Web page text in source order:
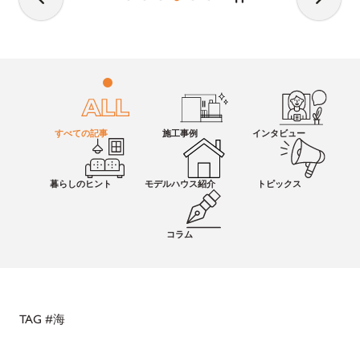
すべての記事 施工事例 インタビュー
暮らしのヒント モデルハウス紹介 トピックス
コラム
TAG #海